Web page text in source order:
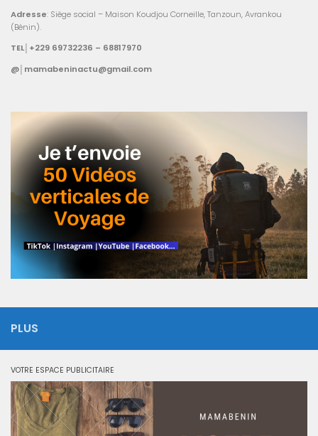
Adresse: Siège social – Maison Koudjou Corneille, Tanzoun, Avrankou
(Bénin).
TEL│+229 69732236 – 68817970
@│mamabeninactu@gmail.com
PLUS
VOTRE ESPACE PUBLICITAIRE